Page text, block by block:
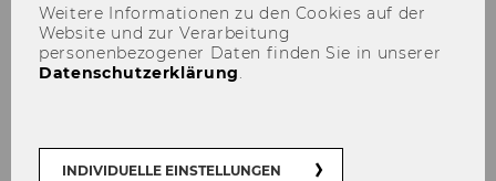
Mitteilungsblatt vom 23. Mai 2012,
34. Stück
Mitteilungsblatt vom 30. Mai 2012,
Weitere Informationen zu den Cookies auf der
Website und zur Verarbeitung
personenbezogener Daten finden Sie in unserer
Datenschutzerklärung.
INDIVIDUELLE EINSTELLUNGEN